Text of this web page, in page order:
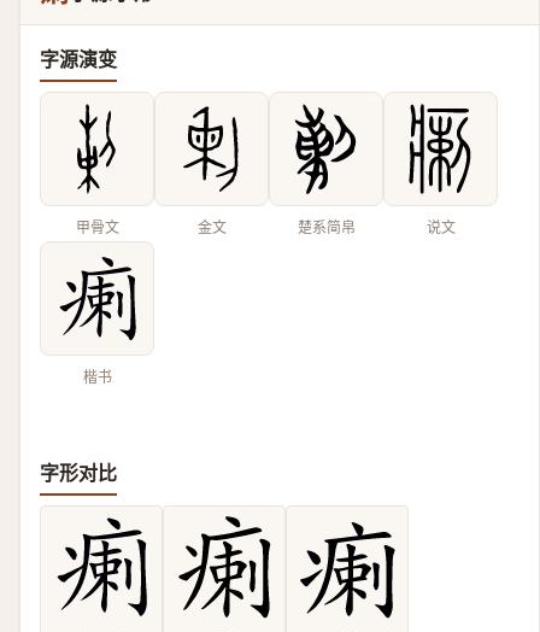
字源演变
甲骨文 金文 楚系简帛 说文
楷书
字形对比